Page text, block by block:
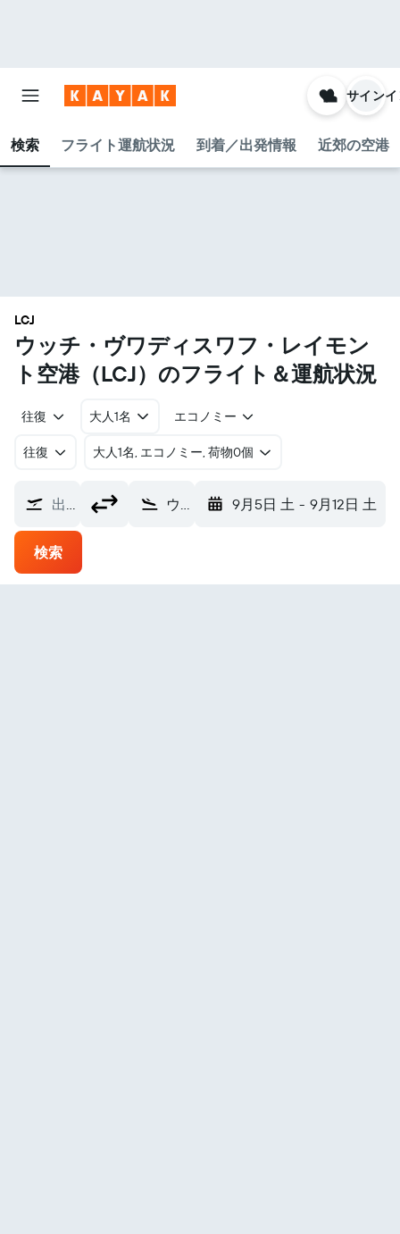
検索 フライト運航状況 到着／出発情報 近郊の空港
サイン
LCJ
ウッチ・ヴワディスワフ・レイモン
ト空港​（LCJ​）のフライト＆運航状況
往復 大人1名 エコノミー
往復 ​大人1名, エコノミー, 荷物0個
出発地 ウッチ・ヴワディスワフ・レイモント空港 (LCJ) 9月5日 土 - 9月12日 土
検索